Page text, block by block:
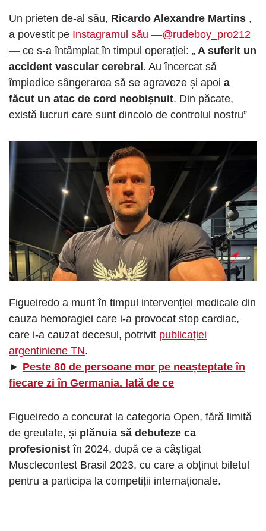
Un prieten de-al său, Ricardo Alexandre Martins ,
a povestit pe Instagramul său —@rudeboy_pro212
— ce s-a întâmplat în timpul operației: „ A suferit un
accident vascular cerebral . Au încercat să
împiedice sângerarea să se agraveze și apoi a
făcut un atac de cord neobișnuit. Din păcate,
există lucruri care sunt dincolo de controlul nostru”
Figueiredo a murit în timpul intervenției medicale din
cauza hemoragiei care i-a provocat stop cardiac,
care i-a cauzat decesul, potrivit publicației
argentiniene TN.
► Peste 80 de persoane mor pe neașteptate în
fiecare zi în Germania. Iată de ce
Figueiredo a concurat la categoria Open, fără limită
de greutate, și plănuia să debuteze ca
profesionist în 2024, după ce a câștigat
Musclecontest Brasil 2023, cu care a obținut biletul
pentru a participa la competiții internaționale.